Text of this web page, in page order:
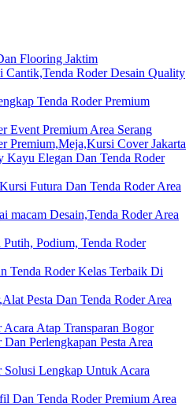
Flooring Jaktim
Roder Desain Quality
Tenda Roder Premium
Event Premium Area Serang
Premium,Meja,Kursi Cover Jakarta
Elegan Dan Tenda Roder
Futura Dan Tenda Roder Area
macam Desain,Tenda Roder Area
Podium, Tenda Roder
Tenda Roder Kelas Terbaik Di
Pesta Dan Tenda Roder Area
Atap Transparan Bogor
Perlengkapan Pesta Area
Solusi Lengkap Untuk Acara
Dan Tenda Roder Premium Area